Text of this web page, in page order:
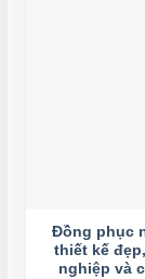
Đồng phục
thiết kế
nghiệp và